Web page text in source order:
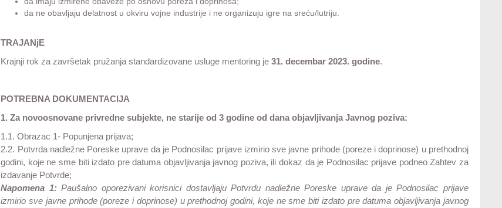
da ne obavljaju delatnost u okviru vojne industrije i ne organizuju igre na sreću/lutriju.
TRAJANjE
Krajnji rok za završetak pružanja standardizovane usluge mentoring je31. decembar 2023. godine.
POTREBNA DOKUMENTACIJA
1. Za novoosnovane privredne subjekte, ne starije od 3 godine od dana objavljivanja Javnog poziva:
1.1. Obrazac 1- Popunjena prijava;
2.2. Potvrda nadležne Poreske uprave da je Podnosilac prijave izmirio sve javne prihode (poreze i doprinose) u prethodnoj
godini, koje ne sme biti izdato pre datuma objavljivanja javnog poziva, ili dokaz da je Podnosilac prijave podneo Zahtev za
izdavanje Potvrde;
Napomena 1:Paušalno oporezivani korisnici dostavljaju Potvrdu nadležne Poreske uprave da je Podnosilac prijave
izmirio sve javne prihode (poreze i doprinose) u prethodnoj godini, koje ne sme biti izdato pre datuma objavljivanja javnog